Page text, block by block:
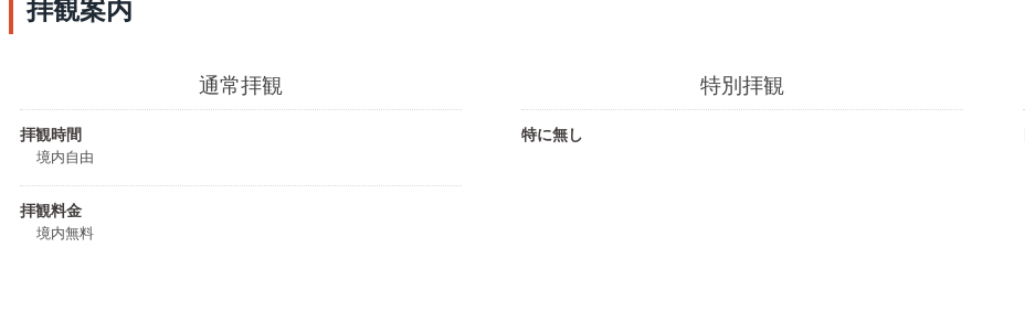
拝観案内
通常拝観
拝観時間
境内自由
拝観料金
境内無料
特別拝観
特に無し